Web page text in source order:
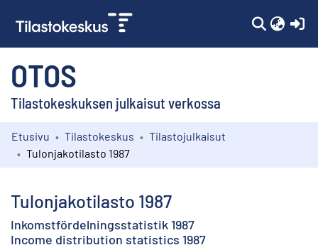
OTOS
Tilastokeskuksen julkaisut verkossa
Kokoelmat
Etusivu Tilastokeskus
Tilastojulkaisut
Tulonjakotilasto 1987
Tulonjakotilasto 1987
Inkomstfördelningsstatistik 1987
Income distribution statistics 1987